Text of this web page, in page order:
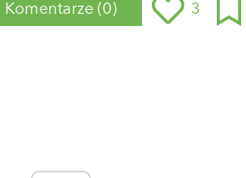
Komentarze (0) 3